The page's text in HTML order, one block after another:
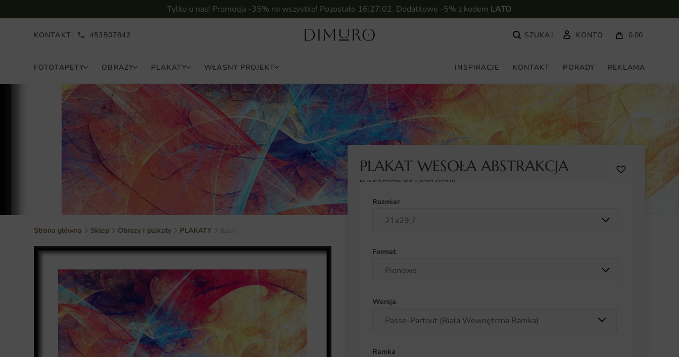
Tylko u nas! Promocja -35% na wszystko! Pozostało 16:27:01. Dodatkowe -5% z kodem LATO
KONTAKT: 453507842 KONTO 0.00
FOTOTAPETY OBRAZY PLAKATY WŁASNY PROJEKT INSPIRACJE KONTAKT PORADY REKLAMA
Strona główna Sklep Obrazy i plakaty PLAKATY ilustracja i abstrakcja
PLAKAT WESOŁA ABSTRAKCJA
NUMER PRODUKTU: 9301466249
Rozmiar
Format
Wersja
Ramka